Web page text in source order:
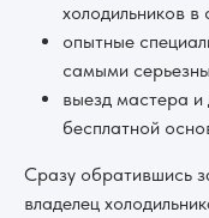
холодильников
опытные
самыми
выезд мастера и
бесплатной
Сразу обратившись
владелец